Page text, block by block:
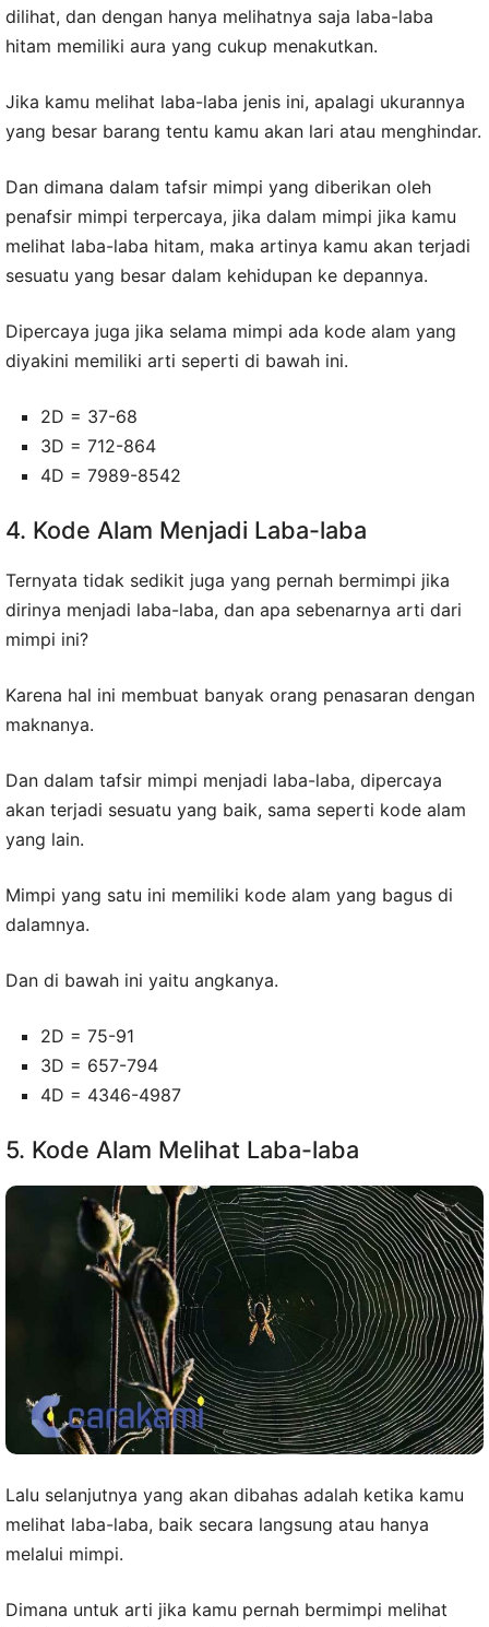
dilihat, dan dengan hanya melihatnya saja laba-laba
hitam memiliki aura yang cukup menakutkan.
Jika kamu melihat laba-laba jenis ini, apalagi ukurannya
yang besar barang tentu kamu akan lari atau menghindar.
Dan dimana dalam tafsir mimpi yang diberikan oleh
penafsir mimpi terpercaya, jika dalam mimpi jika kamu
melihat laba-laba hitam, maka artinya kamu akan terjadi
sesuatu yang besar dalam kehidupan ke depannya.
Dipercaya juga jika selama mimpi ada kode alam yang
diyakini memiliki arti seperti di bawah ini.
2D = 37-68
3D = 712-864
4D = 7989-8542
4. Kode Alam Menjadi Laba-laba
Ternyata tidak sedikit juga yang pernah bermimpi jika
dirinya menjadi laba-laba, dan apa sebenarnya arti dari
mimpi ini?
Karena hal ini membuat banyak orang penasaran dengan
maknanya.
Dan dalam tafsir mimpi menjadi laba-laba, dipercaya
akan terjadi sesuatu yang baik, sama seperti kode alam
yang lain.
Mimpi yang satu ini memiliki kode alam yang bagus di
dalamnya.
Dan di bawah ini yaitu angkanya.
2D = 75-91
3D = 657-794
4D = 4346-4987
5. Kode Alam Melihat Laba-laba
Lalu selanjutnya yang akan dibahas adalah ketika kamu
melihat laba-laba, baik secara langsung atau hanya
melalui mimpi.
Dimana untuk arti jika kamu pernah bermimpi melihat